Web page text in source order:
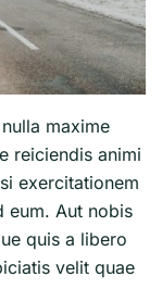
maxime
reiciendis animi
exercitationem
eum. Aut nobis
quis a libero
velit quae